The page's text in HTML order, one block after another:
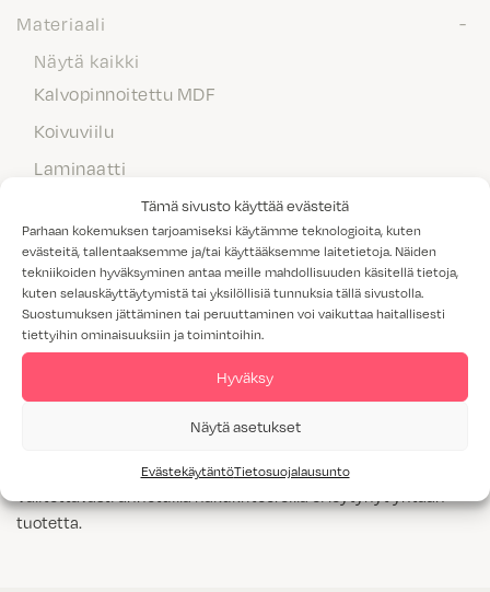
Tämä sivusto käyttää evästeitä
Parhaan kokemuksen tarjoamiseksi käytämme teknologioita, kuten
evästeitä, tallentaaksemme ja/tai käyttääksemme laitetietoja. Näiden
tekniikoiden hyväksyminen antaa meille mahdollisuuden käsitellä tietoja,
kuten selauskäyttäytymistä tai yksilöllisiä tunnuksia tällä sivustolla.
Suostumuksen jättäminen tai peruuttaminen voi vaikuttaa haitallisesti
tiettyihin ominaisuuksiin ja toimintoihin.
Hyväksy
Näytä asetukset
EvästekäytäntöTietosuojalausunto
Materiaali
Näytä kaikki
Kalvopinnoitettu MDF
Koivuviilu
Laminaatti
Maalattu MDF
Massiivipuu
Melamiini
Tammiviilu
M1-luokitus
tuotetta.